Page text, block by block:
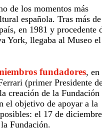
de los momentos más
española. Tras más de
en 1981 y procedente
York, llegaba al Museo el
fundadores, en
(primer Presidente
creación de la Fundación
el objetivo de apoyar a la
el 17 de
Fundación.